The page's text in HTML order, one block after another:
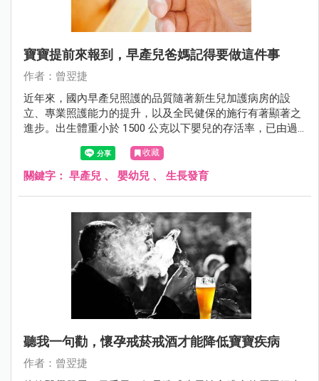
寶寶提前來報到，早產兒爸媽記得要做這件事
作者：曾翌捷
近年來，國內早產兒照護的品質隨著新生兒加護病房的設
立、專業照護能力的提升，以及全民健保的施行有著顯著之
進步。出生體重小於 1500 公克以下嬰兒的存活率，已由過
去的 60% 大幅上升至近年的 80% 以上。與歐美先進國家相
比毫不遜色。儘管胎兒早產絕非父母所願，但仍請父母收拾
心情。只要依照醫師囑咐，定期回診追蹤檢查，心肝寶貝的
收藏
關鍵字： 早產兒 、 嬰幼兒 、 生長發育
聽我一句勸，懷孕戒菸戒酒才能降低寶寶疾病
作者：曾翌捷